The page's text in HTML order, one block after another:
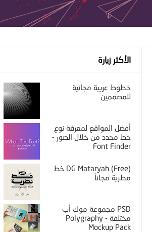
الأكثر زيارة
خطوط عربية مجانية
للمصممين
أفضل المواقع لمعرفة نوع
خط محدد من خلال الصور -
Font Finder
DG Mataryah (Free) خط
مطرية مجاناً
PSD مجموعة موك أب
مختلفة - Polygraphy
Mockup Pack